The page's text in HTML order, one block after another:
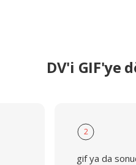
DV'i GIF'ye
2
gif ya da